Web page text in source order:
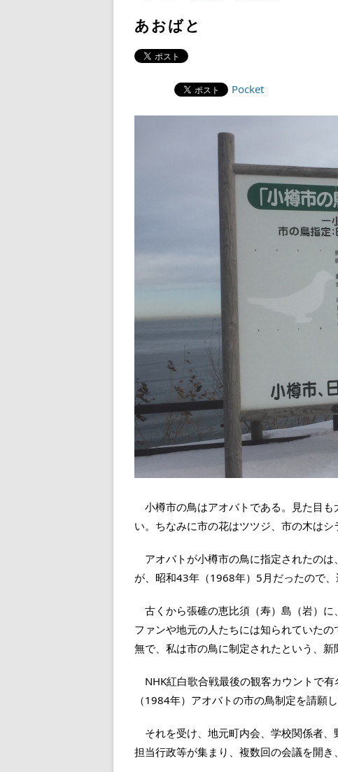
あおばと
Pocket
小樽市の鳥はアオバトである。見た目
い。ちなみに市の花はツツジ、市の木はシ
アオバトが小樽市の鳥に指定されたの
が、昭和43年（1968年）5月だったので、
古くから張碓の恵比須（寿）島（岩）
ファンや地元の人たちには知られていた
無で、私は市の鳥に制定されたという、新
NHK紅白歌合戦最後の観客カウントで
（1984年）アオバトの市の鳥制定を請願
それを受け、地元町内会、学校関係者、
担当行政等が集まり、複数回の会議を開き